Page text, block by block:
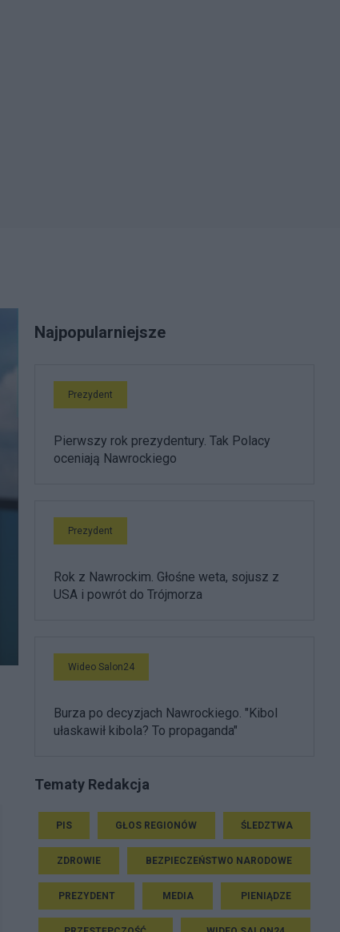
Najpopularniejsze
Prezydent
Pierwszy rok prezydentury. Tak Polacy
oceniają Nawrockiego
Prezydent
Rok z Nawrockim. Głośne weta, sojusz z
USA i powrót do Trójmorza
Wideo Salon24
Burza po decyzjach Nawrockiego. "Kibol
ułaskawił kibola? To propaganda"
Tematy Redakcja
PIS GŁOS REGIONÓW ŚLEDZTWA
ZDROWIE BEZPIECZEŃSTWO NARODOWE
PREZYDENT MEDIA PIENIĄDZE